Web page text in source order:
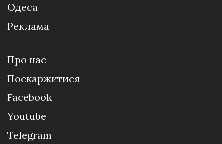
Одеса
Реклама
Про нас
Поскаржитися
Facebook
Youtube
Telegram